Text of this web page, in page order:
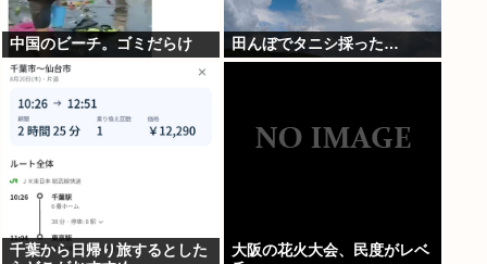
中国のビーチ。ゴミだらけ 田んぼでタニシ採った…
千葉から日帰り旅するとした
大阪の花火大会、民度がレベ